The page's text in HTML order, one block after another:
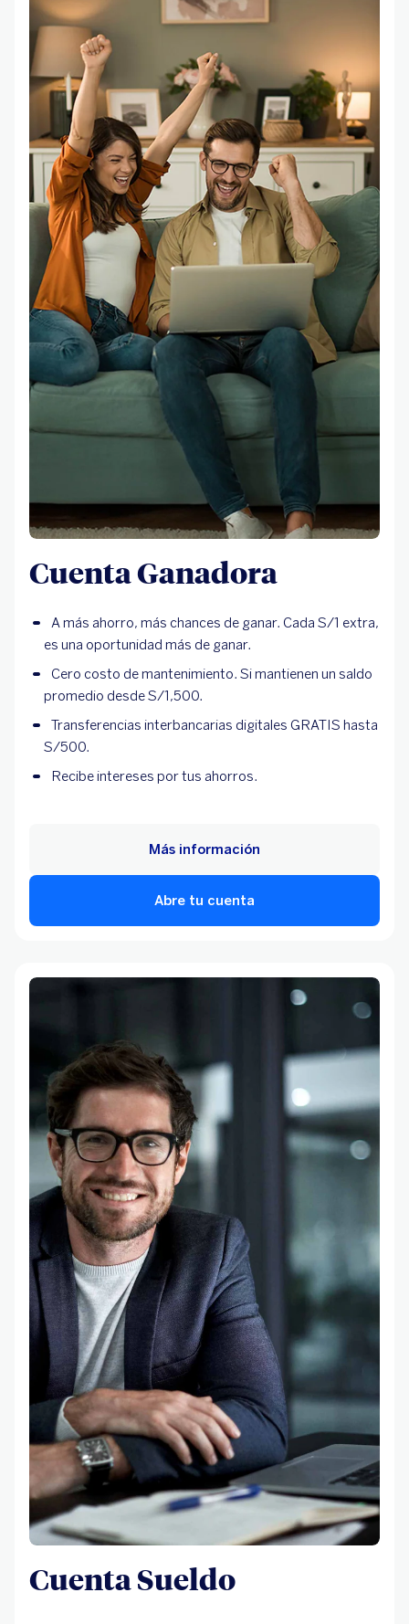
Cuenta Ganadora
A más ahorro, más chances de ganar. Cada S/1 extra,
es una oportunidad más de ganar.
Cero costo de mantenimiento. Si mantienen un saldo
promedio desde S/1,500.
Transferencias interbancarias digitales GRATIS hasta
S/500.
Recibe intereses por tus ahorros.
Abre tu cuenta
Más información
Cuenta Sueldo